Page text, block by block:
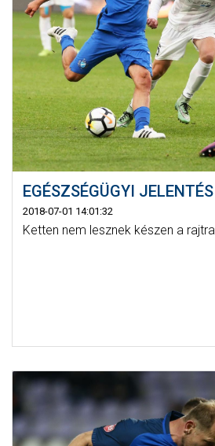
EGÉSZSÉGÜGYI JELENTÉS
2018-07-01 14:01:32
Ketten nem lesznek készen a rajtra.